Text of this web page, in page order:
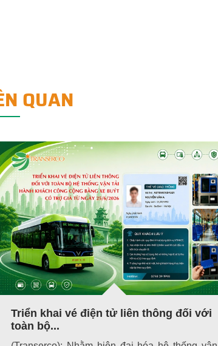
QUAN
Triển khai vé điện tử liên thông đối với
toàn bộ...